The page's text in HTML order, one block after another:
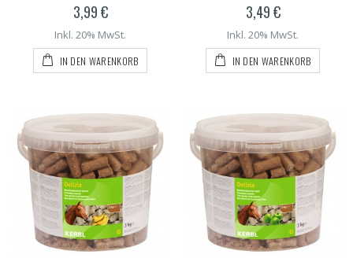
3,99 €
Inkl. 20% MwSt.
IN DEN WARENKORB
3,49 €
Inkl. 20% MwSt.
IN DEN WARENKORB